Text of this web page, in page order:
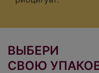
ВЫБЕРИ
СВОЮ